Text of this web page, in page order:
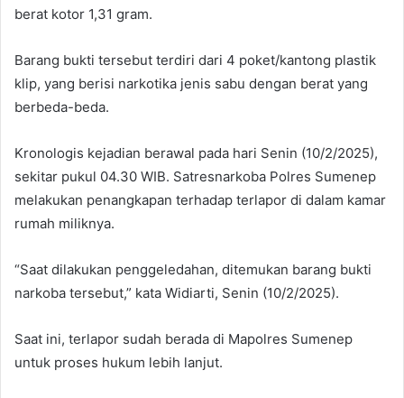
berat kotor 1,31 gram.
Barang bukti tersebut terdiri dari 4 poket/kantong plastik
klip, yang berisi narkotika jenis sabu dengan berat yang
berbeda-beda.
Kronologis kejadian berawal pada hari Senin (10/2/2025),
sekitar pukul 04.30 WIB. Satresnarkoba Polres Sumenep
melakukan penangkapan terhadap terlapor di dalam kamar
rumah miliknya.
“Saat dilakukan penggeledahan, ditemukan barang bukti
narkoba tersebut,” kata Widiarti, Senin (10/2/2025).
Saat ini, terlapor sudah berada di Mapolres Sumenep
untuk proses hukum lebih lanjut.